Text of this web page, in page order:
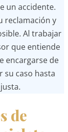
un accidente.
reclamación y
Al trabajar
que entiende
encargarse de
su caso hasta
de